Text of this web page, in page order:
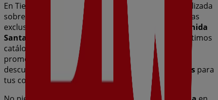
En Tiendeo te ofrecemos toda la información actualizada
sobre
, como los horarios de apertura, las ofertas
exclusivas y la ubicación exacta de la tienda en
Avenida
Santa Marina, 33
. Además, tendrás acceso a los últimos
catálogos de
, donde podrás descubrir las
promociones más recientes y aprovechar grandes
descuentos en productos de
Hiper-Supermercados para
tus compras enBadajoz